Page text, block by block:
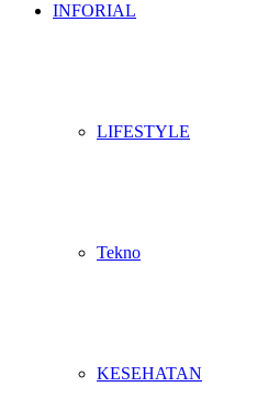
INFORIAL
LIFESTYLE
Tekno
KESEHATAN